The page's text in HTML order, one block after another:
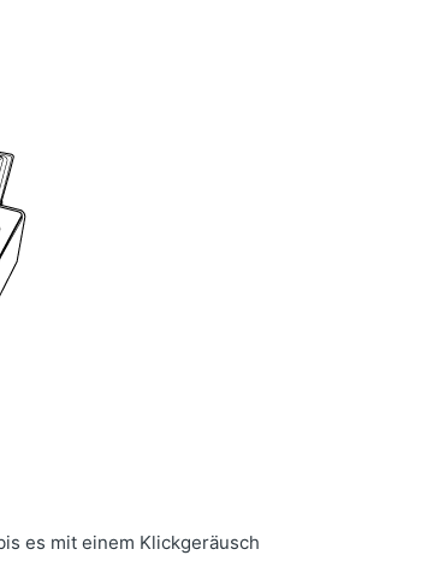
es mit einem Klickgeräusch